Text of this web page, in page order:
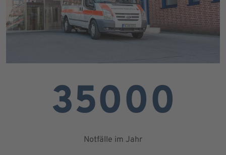
35000
Notfälle im Jahr